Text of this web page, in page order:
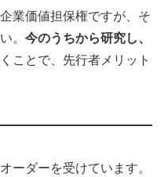
業価値担保権ですが、そ
。 今のうちから研究し、
ことで、先行者メリット
ーダーを受けています。